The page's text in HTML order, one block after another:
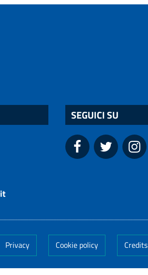
SEGUICI SU
Privacy Cookie policy Credits